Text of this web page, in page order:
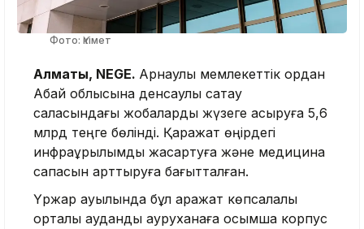
Фото: Үкімет
Алматы, NEGE. Арнаулы мемлекеттік қордан
Абай облысына денсаулық сақтау
саласындағы жобаларды жүзеге асыруға 5,6
млрд теңге бөлінді. Қаражат өңірдегі
инфрақұрылымды жақсартуға және медицина
сапасын арттыруға бағытталған.
Үржар ауылында бұл қаражат көпсалалы
орталық аудандық ауруханаға қосымша корпус